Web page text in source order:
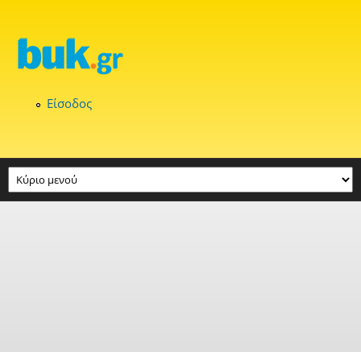
Είσοδος